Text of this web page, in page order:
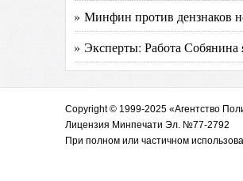
» Минфин против дензнаков
» Эксперты: Работа Собянина
Copyright © 1999-2025 «Агентство
Лицензия Минпечати Эл. №77-2792
При полном или частичном